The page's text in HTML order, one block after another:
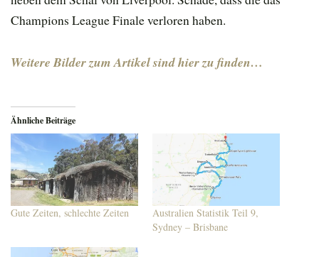
Champions League Finale verloren haben.
Weitere Bilder zum Artikel sind hier zu finden…
Ähnliche Beiträge
Gute Zeiten, schlechte Zeiten
Australien Statistik Teil 9,
Sydney – Brisbane